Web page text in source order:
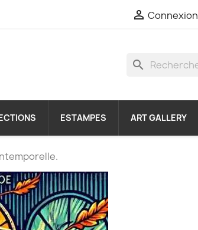
 Connexion
search
ESTAMPES ART GALLERY